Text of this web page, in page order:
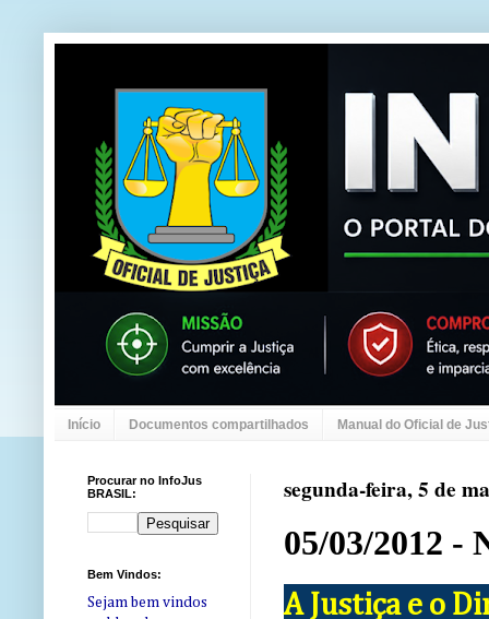
Início Documentos compartilhados Manual do Oficial de
segunda-feira, 5 de
05/03/2012 -
A Justiça e o
Procurar no InfoJus
BRASIL:
Bem Vindos:
Sejam bem vindos